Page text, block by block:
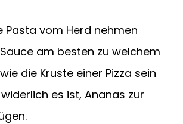
Pasta vom Herd nehmen
am besten zu welchem
die Kruste einer Pizza sein
es ist, Ananas zur